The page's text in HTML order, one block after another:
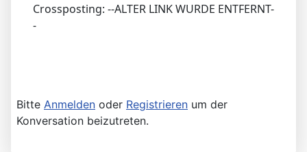
Crossposting: --ALTER LINK WURDE ENTFERNT-
-
Bitte Anmelden oder Registrieren um der
Konversation beizutreten.